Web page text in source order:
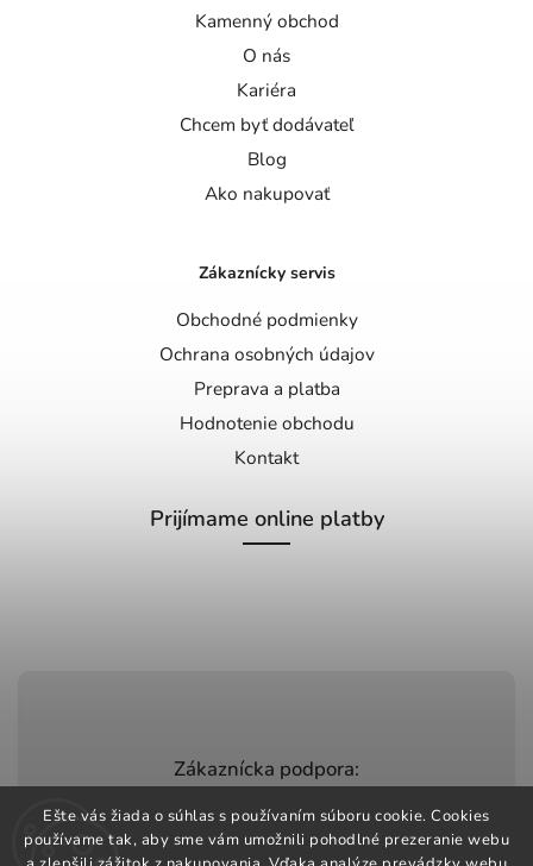
Ešte vás žiada o súhlas s používaním súboru cookie. Cookies
používame tak, aby sme vám umožnili pohodlné prezeranie webu
Zákaznícka podpora:
+420 603 248 457
info@jeztomarket.cz
Kamenný obchod
O nás
Kariéra
Chcem byť dodávateľ
Blog
Ako nakupovať
Zákaznícky servis
Obchodné podmienky
Ochrana osobných údajov
Preprava a platba
Hodnotenie obchodu
Kontakt
Prijímame online platby